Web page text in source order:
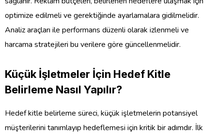
optimize edilmeli ve gerektiğinde ayarlamalara gidilmelidir.
Analiz araçları ile performans düzenli olarak izlenmeli ve
harcama stratejileri bu verilere göre güncellenmelidir.
Küçük İşletmeler İçin Hedef Kitle
Belirleme Nasıl Yapılır?
Hedef kitle belirleme süreci, küçük işletmelerin potansiyel
müşterilerini tanımlayıp hedeflemesi için kritik bir adımdır. İlk